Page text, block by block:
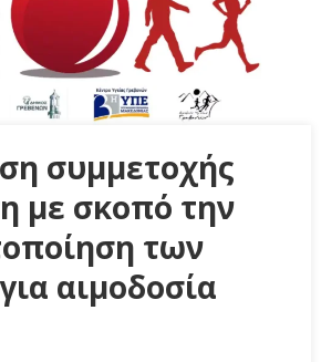
συμμετοχής
με σκοπό την
των
αιμοδοσία